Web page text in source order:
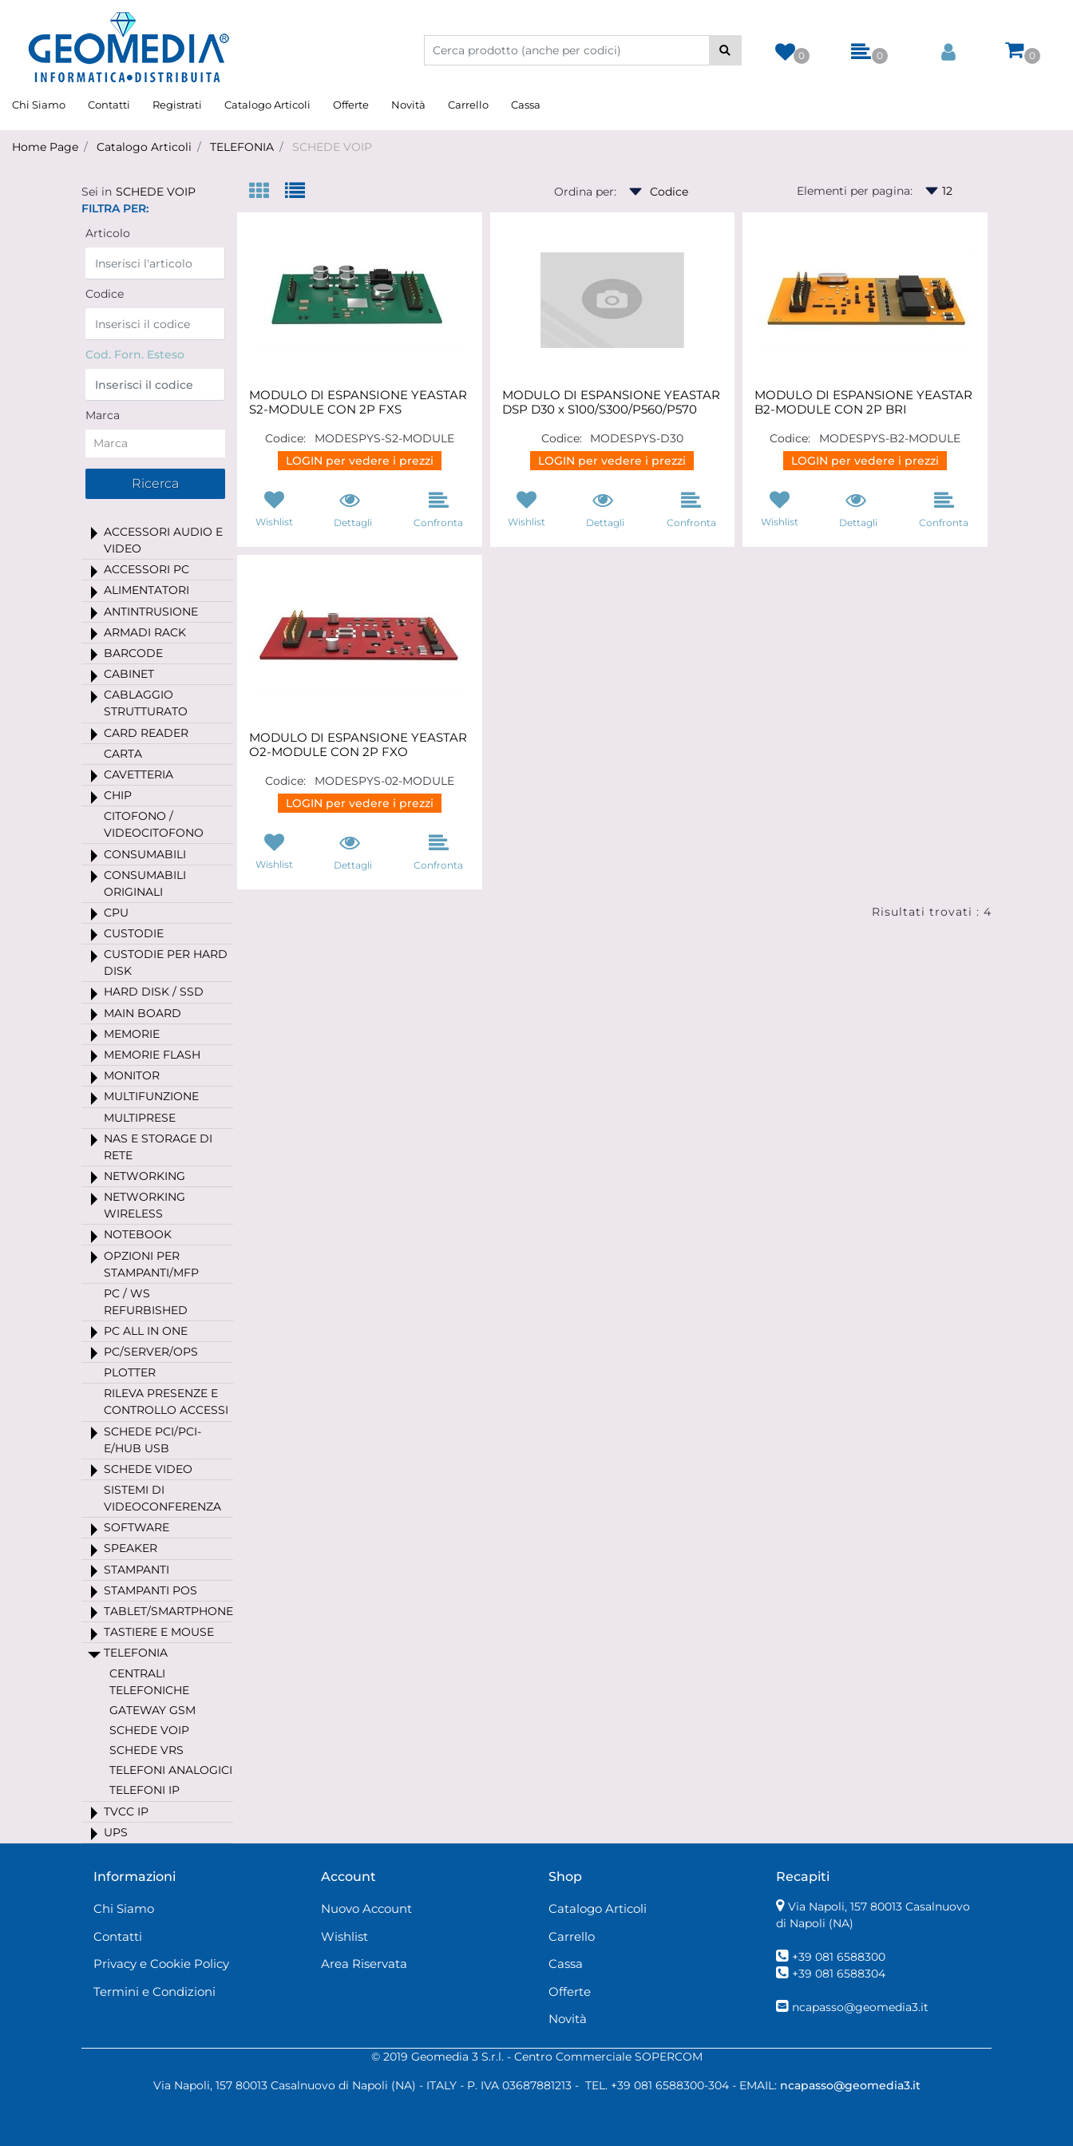
0 0 0
Chi Siamo Contatti Registrati Catalogo Articoli Offerte Novità Carrello Cassa
Home Page Catalogo Articoli TELEFONIA SCHEDE VOIP
Sei in SCHEDE VOIP
FILTRA PER:
Articolo
Codice
Cod. Forn. Esteso
Marca
ACCESSORI AUDIO E
VIDEO
ACCESSORI PC
ALIMENTATORI
ANTINTRUSIONE
ARMADI RACK
BARCODE
CABINET
CABLAGGIO
STRUTTURATO
CARD READER
CARTA
CAVETTERIA
CHIP
CITOFONO /
VIDEOCITOFONO
CONSUMABILI
CONSUMABILI
ORIGINALI
CPU
CUSTODIE
CUSTODIE PER HARD
DISK
HARD DISK / SSD
MAIN BOARD
MEMORIE
MEMORIE FLASH
MONITOR
MULTIFUNZIONE
MULTIPRESE
NAS E STORAGE DI
RETE
NETWORKING
NETWORKING
WIRELESS
NOTEBOOK
OPZIONI PER
STAMPANTI/MFP
PC / WS
REFURBISHED
PC ALL IN ONE
PC/SERVER/OPS
PLOTTER
RILEVA PRESENZE E
CONTROLLO ACCESSI
SCHEDE PCI/PCI-
E/HUB USB
SCHEDE VIDEO
SISTEMI DI
VIDEOCONFERENZA
SOFTWARE
SPEAKER
STAMPANTI
STAMPANTI POS
TABLET/SMARTPHONE
TASTIERE E MOUSE
TELEFONIA
CENTRALI
TELEFONICHE
GATEWAY GSM
SCHEDE VOIP
SCHEDE VRS
TELEFONI ANALOGICI
TELEFONI IP
TVCC IP
UPS
Ordina per: Elementi per pagina:
MODULO DI ESPANSIONE YEASTAR
S2-MODULE CON 2P FXS
Codice:
MODESPYS-S2-MODULE
LOGIN per vedere i prezzi
Wishlist Dettagli Confronta
MODULO DI ESPANSIONE YEASTAR
DSP D30 x S100/S300/P560/P570
Codice:
MODESPYS-D30
LOGIN per vedere i prezzi
Wishlist Dettagli Confronta
MODULO DI ESPANSIONE YEASTAR
B2-MODULE CON 2P BRI
Codice:
MODESPYS-B2-MODULE
LOGIN per vedere i prezzi
Wishlist Dettagli Confronta
MODULO DI ESPANSIONE YEASTAR
O2-MODULE CON 2P FXO
Codice:
MODESPYS-02-MODULE
LOGIN per vedere i prezzi
Wishlist Dettagli Confronta
Risultati trovati : 4
Informazioni
Chi Siamo
Contatti
Privacy e Cookie Policy
Termini e Condizioni
Account
Nuovo Account
Wishlist
Area Riservata
Shop
Catalogo Articoli
Carrello
Cassa
Offerte
Novità
Recapiti
Via Napoli, 157 80013 Casalnuovo
di Napoli (NA)
+39 081 6588300
+39 081 6588304
ncapasso@geomedia3.it
© 2019 Geomedia 3 S.r.l. - Centro Commerciale SOPERCOM
Via Napoli, 157 80013 Casalnuovo di Napoli (NA) - ITALY - P. IVA 03687881213 - TEL. +39 081 6588300-304 - EMAIL: ncapasso@geomedia3.it